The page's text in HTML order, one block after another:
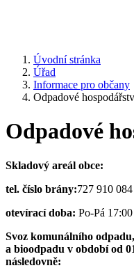
Úvodní stránka
Úřad
Informace pro občany
Odpadové
Odpadové
Skladový areál obce:
tel. číslo brány:727 910 084
otevírací doba: Po-Pá
Svoz komunálního
a bioodpadu v období od
následovně: